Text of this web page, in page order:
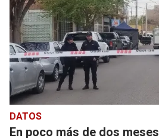
DATOS
En poco más de dos